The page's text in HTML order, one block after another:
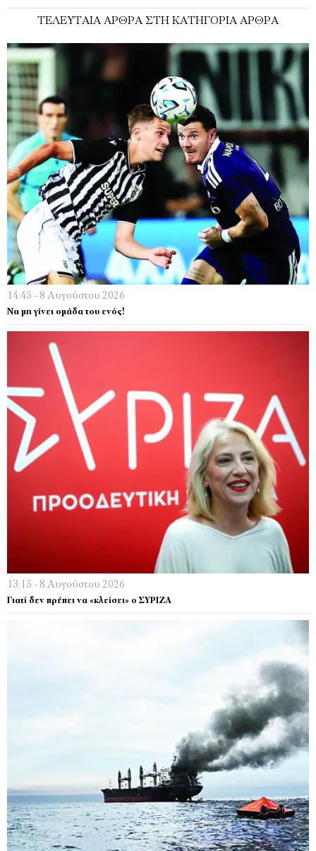
ΤΕΛΕΥΤΑΊΑ ΆΡΘΡΑ ΣΤΗ ΚΑΤΗΓΟΡΊΑ ΆΡΘΡΑ
14:45 - 8 Αυγούστου 2026
Να μη γίνει ομάδα του ενός!
13:15 - 8 Αυγούστου 2026
Γιατί δεν πρέπει να «κλείσει» ο ΣΥΡΙΖΑ